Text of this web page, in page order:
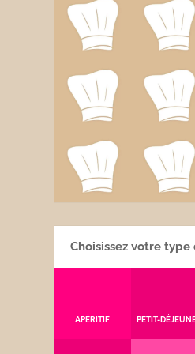
Choisissez votre
APÉRITIF PETIT-